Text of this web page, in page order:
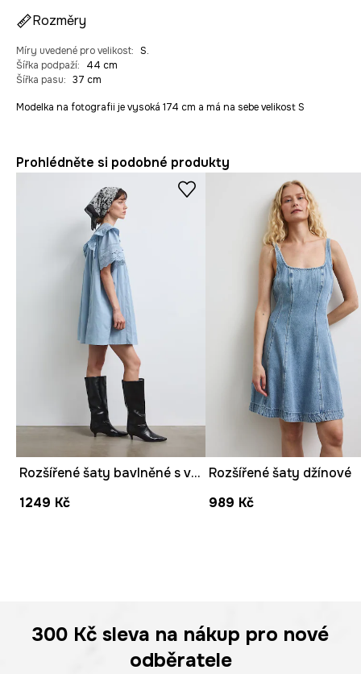
Rozměry
Míry uvedené pro velikost: S.
Šířka podpaží:
44 cm
Šířka pasu: 37 cm
Modelka na fotografii je vysoká 174 cm a má na sebe velikost S
Prohlédněte si podobné produkty
Rozšířené šaty bavlněné s volánem
1249 Kč
Rozšířené šaty džínové
989 Kč
300 Kč sleva na nákup pro nové
odběratele